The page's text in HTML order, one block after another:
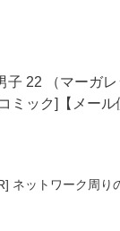
子 22 （マーガ
ミック]【メール
ネットワーク周り